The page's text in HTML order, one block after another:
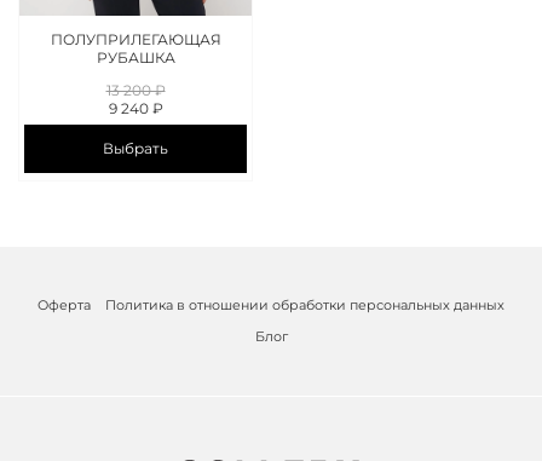
ПОЛУПРИЛЕГАЮЩАЯ
РУБАШКА
13 200 ₽
9 240 ₽
Выбрать
Оферта
Политика в отношении обработки персональных данных
Блог